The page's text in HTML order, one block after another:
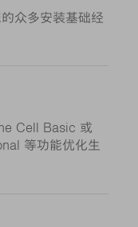
众多安装基础经
Cell Basic 或
等功能优化生